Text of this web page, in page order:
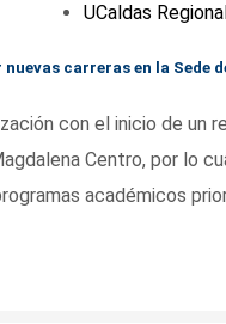
UCaldas Regional
carreras en la Sede
con el inicio de un
Centro, por lo
académicos